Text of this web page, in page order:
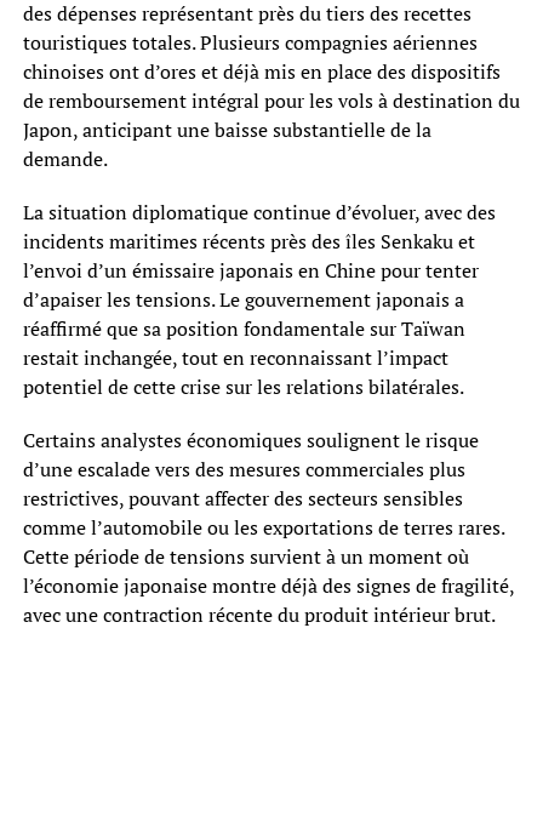
des dépenses représentant près du tiers des recettes
touristiques totales. Plusieurs compagnies aériennes
chinoises ont d’ores et déjà mis en place des dispositifs
de remboursement intégral pour les vols à destination du
Japon, anticipant une baisse substantielle de la
demande.
La situation diplomatique continue d’évoluer, avec des
incidents maritimes récents près des îles Senkaku et
l’envoi d’un émissaire japonais en Chine pour tenter
d’apaiser les tensions. Le gouvernement japonais a
réaffirmé que sa position fondamentale sur Taïwan
restait inchangée, tout en reconnaissant l’impact
potentiel de cette crise sur les relations bilatérales.
Certains analystes économiques soulignent le risque
d’une escalade vers des mesures commerciales plus
restrictives, pouvant affecter des secteurs sensibles
comme l’automobile ou les exportations de terres rares.
Cette période de tensions survient à un moment où
l’économie japonaise montre déjà des signes de fragilité,
avec une contraction récente du produit intérieur brut.